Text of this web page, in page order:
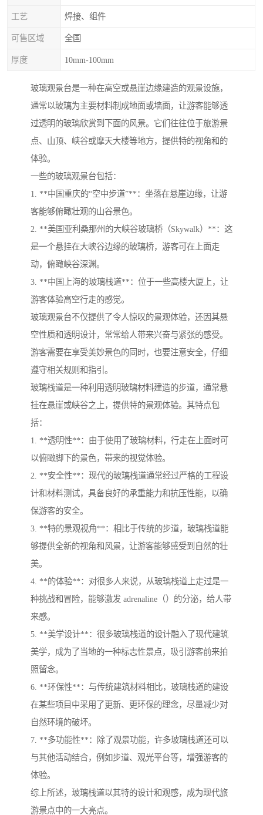
工艺 焊接、组件
可售区域 全国
厚度 10mm-100mm
玻璃观景台是一种在高空或悬崖边缘建造的观景设施，
通常以玻璃为主要材料制成地面或墙面，让游客能够透
过透明的玻璃欣赏到下面的风景。它们往往位于旅游景
点、山顶、峡谷或摩天大楼等地方，提供特的视角和的
体验。
一些的玻璃观景台包括：
1. **中国重庆的“空中步道”**：坐落在悬崖边缘，让游
客能够俯瞰壮观的山谷景色。
2. **美国亚利桑那州的大峡谷玻璃桥（Skywalk）**：这
是一个悬挂在大峡谷边缘的玻璃桥，游客可在上面走
动，俯瞰峡谷深渊。
3. **中国上海的玻璃栈道**：位于一些高楼大厦上，让
游客体验高空行走的感觉。
玻璃观景台不仅提供了令人惊叹的景观体验，还因其悬
空性质和透明设计，常常给人带来兴奋与紧张的感受。
游客需要在享受美妙景色的同时，也要注意安全，仔细
遵守相关规则和指引。
玻璃栈道是一种利用透明玻璃材料建造的步道，通常悬
挂在悬崖或峡谷之上，提供特的景观体验。其特点包
括：
1. **透明性**：由于使用了玻璃材料，行走在上面时可
以俯瞰脚下的景色，带来的视觉体验。
2. **安全性**：现代的玻璃栈道通常经过严格的工程设
计和材料测试，具备良好的承重能力和抗压性能，以确
保游客的安全。
3. **特的景观视角**：相比于传统的步道，玻璃栈道能
够提供全新的视角和风景，让游客能够感受到自然的壮
美。
4. **的体验**：对很多人来说，从玻璃栈道上走过是一
种挑战和冒险，能够激发 adrenaline（）的分泌，给人带
来感。
5. **美学设计**：很多玻璃栈道的设计融入了现代建筑
美学，成为了当地的一种标志性景点，吸引游客前来拍
照留念。
6. **环保性**：与传统建筑材料相比，玻璃栈道的建设
在某些项目中采用了更新、更环保的理念，尽量减少对
自然环境的破坏。
7. **多功能性**：除了观景功能，许多玻璃栈道还可以
与其他活动结合，例如步道、观光平台等，增强游客的
体验。
综上所述，玻璃栈道以其特的设计和观感，成为现代旅
游景点中的一大亮点。